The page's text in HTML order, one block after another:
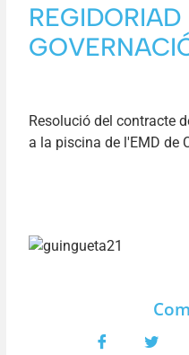
REGIDORIAD
Resolució del contracte
a la piscina de l'EMD de